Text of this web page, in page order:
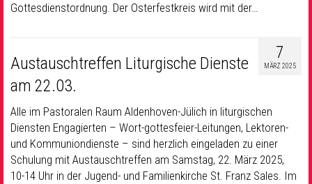
Gottesdienstordnung. Der Osterfestkreis wird mit der…
7
MÄRZ 2025
Austauschtreffen Liturgische Dienste
am 22.03.
Alle im Pastoralen Raum Aldenhoven-Jülich in liturgischen
Diensten Engagierten – Wort-gottesfeier-Leitungen, Lektoren-
und Kommuniondienste – sind herzlich eingeladen zu einer
Schulung mit Austauschtreffen am Samstag, 22. März 2025,
10-14 Uhr in der Jugend- und Familienkirche St. Franz Sales. Im